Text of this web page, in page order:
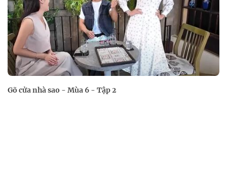
Gõ cửa nhà sao - Mùa 6 - Tập 2